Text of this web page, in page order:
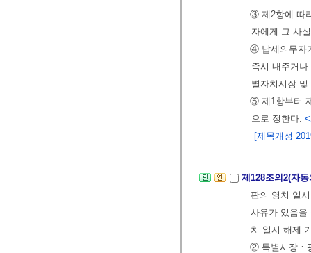
③ 제2항에 따
자에게 그 사
④ 납세의무자
즉시 내주거
별자치시장
⑤ 제1항부터
으로 정한다.
[제목개정
제128조의2(자
판의 영치 일
사유가 있음을
치 일시 해제
② 특별시장ㆍ